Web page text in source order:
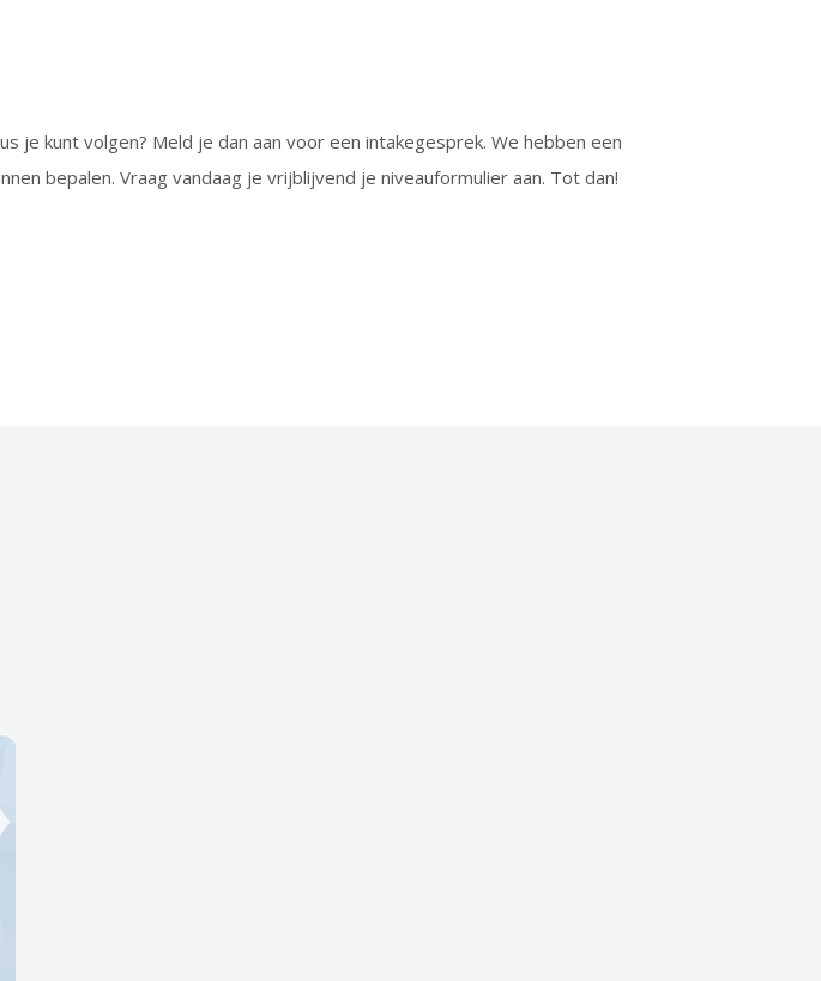
je kunt volgen? Meld je dan aan voor een intakegesprek. We hebben een
bepalen. Vraag vandaag je vrijblijvend je niveauformulier aan. Tot dan!